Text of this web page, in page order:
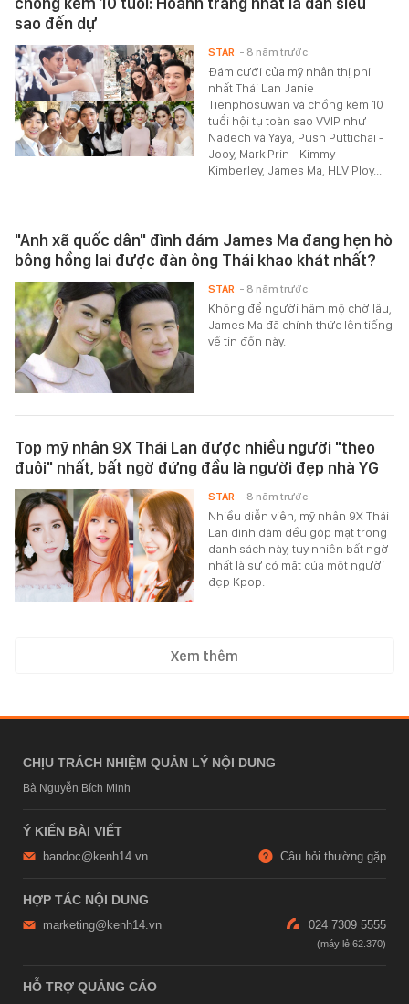
sao đến dự
Đám cưới của mỹ nhân thị phi
nhất Thái Lan Janie
Tienphosuwan và chồng kém 10
tuổi hội tụ toàn sao VVIP như
Nadech và Yaya, Push Puttichai -
Jooy, Mark Prin - Kimmy
Kimberley, James Ma, HLV Ploy...
STAR - 8 năm trước
"Anh xã quốc dân" đình đám James Ma đang hẹn hò
bông hồng lai được đàn ông Thái khao khát nhất?
Không để người hâm mộ chờ lâu,
James Ma đã chính thức lên tiếng
về tin đồn này.
STAR - 8 năm trước
Top mỹ nhân 9X Thái Lan được nhiều người "theo
đuôi" nhất, bất ngờ đứng đầu là người đẹp nhà YG
Nhiều diễn viên, mỹ nhân 9X Thái
Lan đình đám đều góp mặt trong
danh sách này, tuy nhiên bất ngờ
nhất là sự có mặt của một người
đẹp Kpop.
STAR - 8 năm trước
Xem thêm
CHỊU TRÁCH NHIỆM QUẢN LÝ NỘI DUNG
Bà Nguyễn Bích Minh
Ý KIẾN BÀI VIẾT
bandoc@kenh14.vn Câu hỏi thường gặp
HỢP TÁC NỘI DUNG
marketing@kenh14.vn 024 7309 5555
HỖ TRỢ QUẢNG CÁO